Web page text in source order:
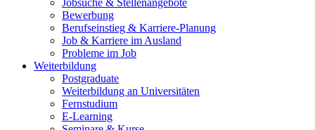
Bewerbung
Berufseinstieg & Karriere-Planung
Job & Karriere im Ausland
Probleme im Job
Weiterbildung
Postgraduate
Weiterbildung an Universitäten
Fernstudium
E-Learning